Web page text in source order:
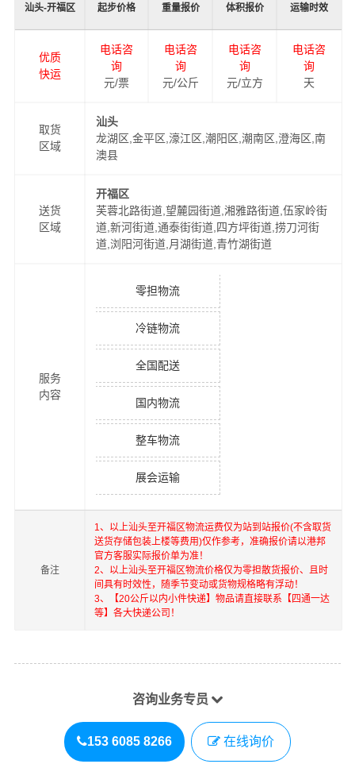
汕头-开福区 起步价格 重量报价 体积报价 运输时效
优质
快运
电话咨
询
元/票
电话咨
询
元/公斤
电话咨
询
元/立方
电话咨
询
天
取货
区域
汕头
龙湖区,金平区,濠江区,潮阳区,潮南区,澄海区,南
澳县
送货
区域
开福区
芙蓉北路街道,望麓园街道,湘雅路街道,伍家岭街
道,新河街道,通泰街街道,四方坪街道,捞刀河街
道,浏阳河街道,月湖街道,青竹湖街道
服务
内容
零担物流
冷链物流
全国配送
国内物流
整车物流
展会运输
备注
1、以上汕头至开福区物流运费仅为站到站报价(不含取货
送货存储包装上楼等费用)仅作参考，准确报价请以港邦
官方客服实际报价单为准！
2、以上汕头至开福区物流价格仅为零担散货报价、且时
间具有时效性，随季节变动或货物规格略有浮动！
3、【20公斤以内小件快递】物品请直接联系【四通一达
等】各大快递公司！
咨询业务专员
153 6085 8266 在线询价